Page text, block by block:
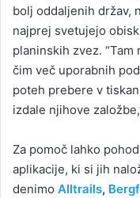
bolj oddaljenih držav,
najprej svetujejo
planinskih zvez.
čim več uporabnih
poteh prebere v
izdale njihove
Za pomoč lahko
aplikacije, ki si jih
denimo Alltrails,